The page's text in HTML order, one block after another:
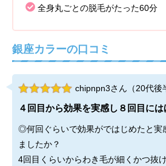
全身丸ごとの脱毛がたった60分
銀座カラーの口コミ
chipnpn3さん（20代後
４回目から効果を実感し８回目に
◎何回ぐらいで効果がではじめたと実
ましたか？
4回目くらいからわき毛が細くかつ抜